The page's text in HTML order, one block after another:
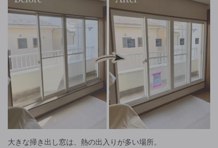
大きな掃き出し窓は、熱の出入りが多い場所。